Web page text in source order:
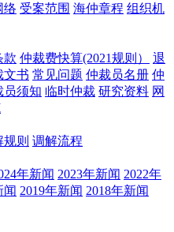
络 受案范围 海仲章程 组织机
款 仲裁费快算(2021规则）
退
文书 常见问题 仲裁员名册 仲
员须知 临时仲裁 研究资料 网
则 调解流程
年新闻 2023年新闻 2022年
闻 2019年新闻 2018年新闻